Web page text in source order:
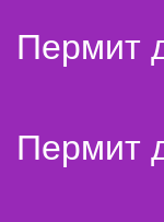
Пермит
Пермит